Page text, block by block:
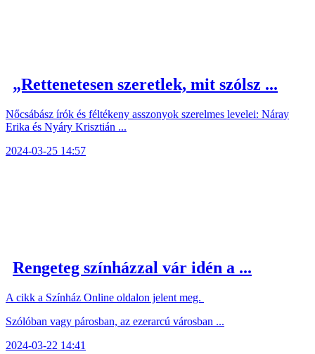
„Rettenetesen szeretlek, mit szólsz ...
Nőcsábász írók és féltékeny asszonyok szerelmes levelei: Náray
Erika és Nyáry Krisztián ...
2024-03-25 14:57
Rengeteg színházzal vár idén a ...
A cikk a Színház Online oldalon jelent meg.
Szólóban vagy párosban, az ezerarcú városban ...
2024-03-22 14:41